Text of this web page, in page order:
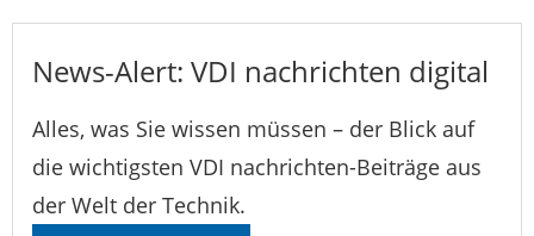
News-Alert: VDI nachrichten digital
Alles, was Sie wissen müssen – der Blick auf
die wichtigsten VDI nachrichten-Beiträge aus
der Welt der Technik.